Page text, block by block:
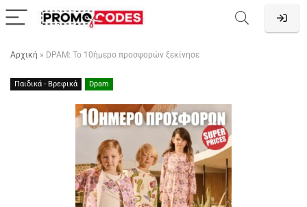
Αρχική » DPAM: Το 10ήμερο προσφορών ξεκίνησε
Παιδικά - Βρεφικά Dpam